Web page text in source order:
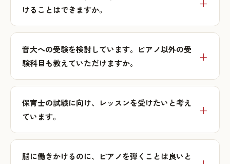
けることはできますか。
音大への受験を検討しています。ピアノ以外の受
験科目も教えていただけますか。
保育士の試験に向け、レッスンを受けたいと考え
ています。
脳に働きかけるのに、ピアノを弾くことは良いと